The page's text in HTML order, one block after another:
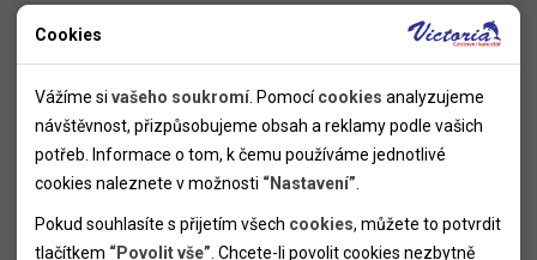
Informace
Novinky
Kolektivy
SUPER FIRST MINUTE
Informace k letním pobytům
Informace o letecké dopravě
Cookies
Vážíme si vašeho soukromí . Pomocícookies analyzujeme
návštěvnost, přizpůsobujeme obsah a reklamy podle vašich
potřeb. Informace o tom, k čemu používáme jednotlivé
cookies naleznete v možnosti “Nastavení”
Pokud souhlasíte s přijetím všech cookies, můžete to potvrdit
tlačítkem “Povolit vše” . Chcete-li povolit cookies nezbytně
Nutné cookies pomáhají, aby byla webová stránka použitelná
tak, že umožní základní funkce jako navigace stránky a
přístup k zabezpečeným sekcím webové stránky. Webová
stránka nemůže správně fungovat bez těchto cookies.
Analytické cookies